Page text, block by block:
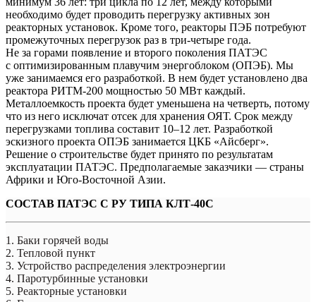
необходимо будет проводить перегрузку активных зон
реакторных установок. Кроме того, реакторы ПЭБ потребуют
промежуточных перегрузок раз в три-четыре года.
Не за горами появление и второго поколения ПАТЭС
с оптимизированным плавучим энергоблоком (ОПЭБ). Мы
уже занимаемся его разработкой. В нем будет установлено два
реактора РИТМ‑200 мощностью 50 МВт каждый.
Металлоемкость проекта будет уменьшена на четверть, потому
что из него исключат отсек для хранения ОЯТ. Срок между
перегрузками топлива составит 10–12 лет. Разработкой
эскизного проекта ОПЭБ занимается ЦКБ «Айсберг».
Решение о строительстве будет принято по результатам
эксплуатации ПАТЭС. Предполагаемые заказчики — страны
Африки и Юго-Восточной Азии.
СОСТАВ ПАТЭС С РУ ТИПА КЛТ-40C
1. Баки горячей воды
2. Тепловой пункт
3. Устройство распределения электроэнергии
4. Паротурбинные установки
5. Реакторные установки